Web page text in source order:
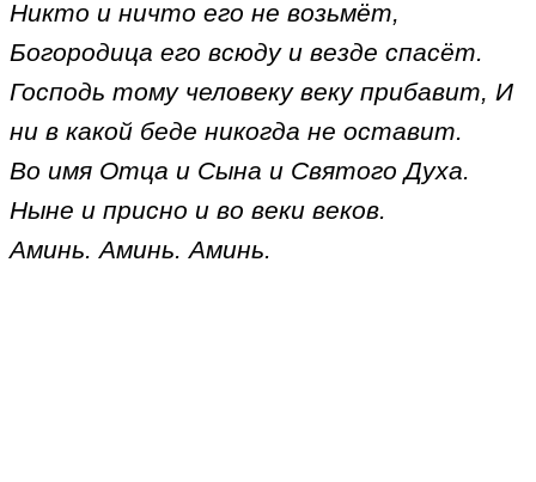
Никто и ничто его не возьмёт,
Богородица его всюду и везде спасёт.
Господь тому человеку веку прибавит, И
ни в какой беде никогда не оставит.
Во имя Отца и Сына и Святого Духа.
Ныне и присно и во веки веков.
Аминь. Аминь. Аминь.